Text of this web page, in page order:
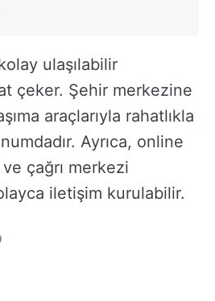
ulaşılabilir
çeker. Şehir merkezine
araçlarıyla rahatlıkla
Ayrıca, online
çağrı merkezi
iletişim kurulabilir.